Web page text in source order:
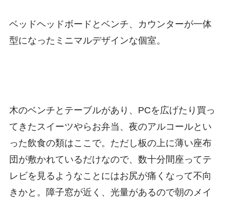
ベッドヘッドボードとベンチ、カウンターが一体
型になったミニマルデザインな個室。
木のベンチとテーブルがあり、PCを広げたり買っ
てきたスイーツやらお弁当、夜のアルコールとい
った飲食の類はここで。ただし板の上に薄い座布
団が敷かれているだけなので、数十分間座ってテ
レビを見るようなことにはお尻が痛くなって不向
きかと。障子窓が近く、光量があるので朝のメイ